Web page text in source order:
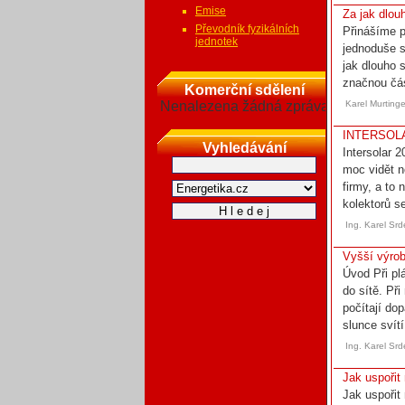
Emise
Převodník fyzikálních
jednotek
Komerční sdělení
Nenalezena žádná zpráva
Vyhledávání
Za jak
Přinášíme
jednoduše
jak dlouho
značnou
Karel
Intersolar
moc vidět
firmy, a to
kolektorů
Ing. Karel
Vyšší
Úvod Při
do sítě. Při
počítají
slunce
Ing. Karel
Jak uspořit
Jak uspořit